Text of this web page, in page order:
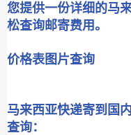
您提供一份详细的马
松查询邮寄费用。
价格表图片查询
马来西亚快递寄到国
查询：